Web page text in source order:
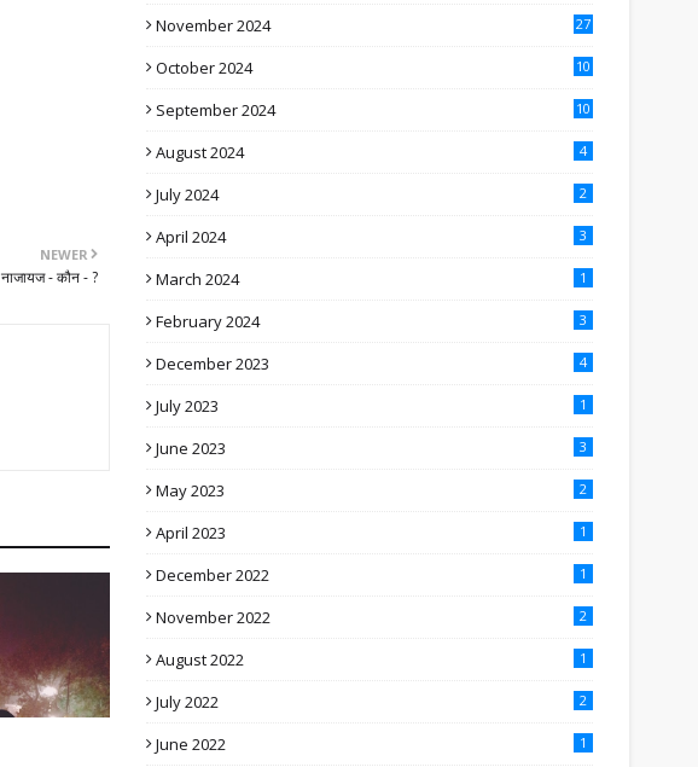
NEWER
नाजायज - कौन - ?
November 2024 27
October 2024 10
September 2024 10
August 2024 4
July 2024 2
April 2024 3
March 2024 1
February 2024 3
December 2023 4
July 2023 1
June 2023 3
May 2023 2
April 2023 1
December 2022 1
November 2022 2
August 2022 1
July 2022 2
June 2022 1